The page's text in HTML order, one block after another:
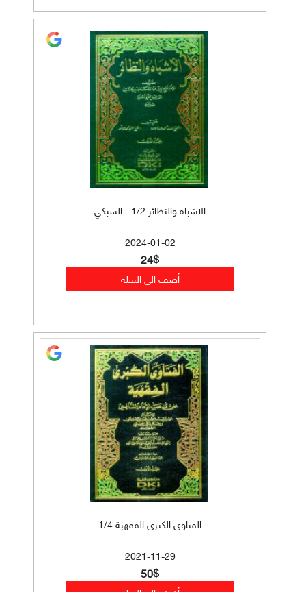
الاشباه والنظائر 1/2 - السبكي
2024-01-02
24$
الفتاوى الكبرى الفقهية 1/4
2021-11-29
50$